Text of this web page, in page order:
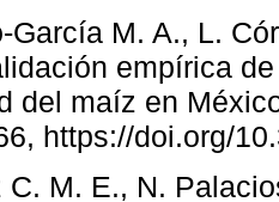
García M. A., L.
empírica
del maíz en
https://doi.org/
C. M. E., N.